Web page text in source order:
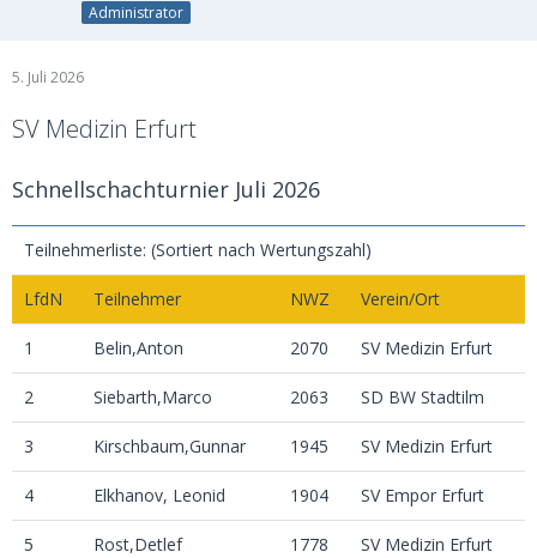
Administrator
5. Juli 2026
SV Medizin Erfurt
Schnellschachturnier Juli 2026
Teilnehmerliste: (Sortiert nach Wertungszahl)
LfdN Teilnehmer NWZ Verein/Ort
1 Belin,Anton 2070 SV Medizin Erfurt
2 Siebarth,Marco 2063 SD BW Stadtilm
3 Kirschbaum,Gunnar 1945 SV Medizin Erfurt
4 Elkhanov, Leonid 1904 SV Empor Erfurt
5 Rost,Detlef 1778 SV Medizin Erfurt